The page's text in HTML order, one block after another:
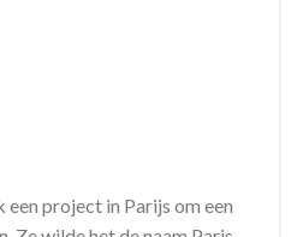
project in Parijs om een